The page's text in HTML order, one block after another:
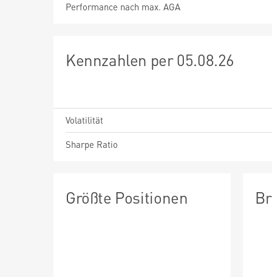
Performance nach max. AGA
Kennzahlen per 05.08.26
Volatilität
Sharpe Ratio
Größte Positionen